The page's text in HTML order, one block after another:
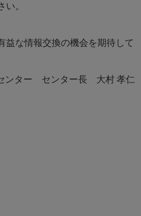
。
益な情報交換の機会を期待して
センター長 大村 孝仁